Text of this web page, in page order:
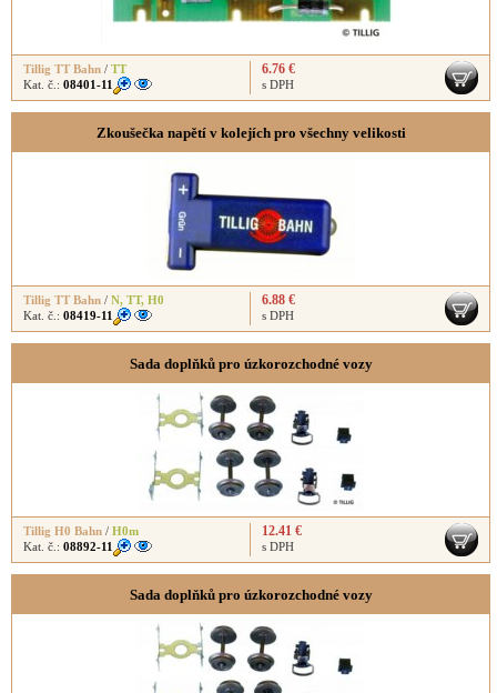
Tillig TT Bahn / TT
Kat. č.: 08401-11
6.76 €
s DPH
Zkoušečka napětí v kolejích pro všechny velikosti
Tillig TT Bahn / N, TT, H0
Kat. č.: 08419-11
6.88 €
s DPH
Sada doplňků pro úzkorozchodné vozy
Tillig H0 Bahn / H0m
Kat. č.: 08892-11
12.41 €
s DPH
Sada doplňků pro úzkorozchodné vozy